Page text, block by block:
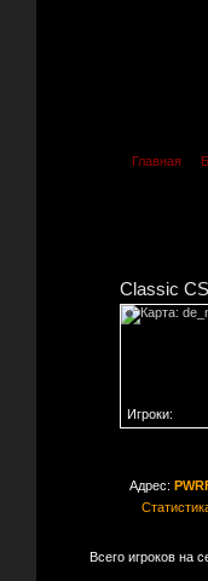
Главная
Classic CS
Игроки:
Адрес:
Всего игроков на